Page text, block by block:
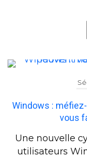
Windows :
vous
Une nouvelle
utilisateurs